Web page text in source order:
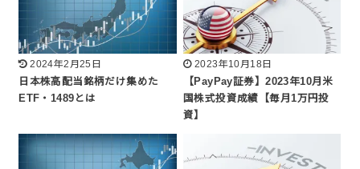
2024年2月25日
日本株高配当銘柄だけ集めた
ETF・1489とは
2023年10月18日
【PayPay証券】2023年10月米
国株式投資成績【毎月1万円投
資】